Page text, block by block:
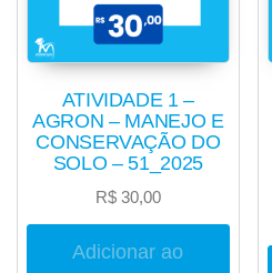
ATIVIDADE 1 –
AGRON – MANEJO E
CONSERVAÇÃO DO
SOLO – 51_2025
R$30,00
Adicionar ao